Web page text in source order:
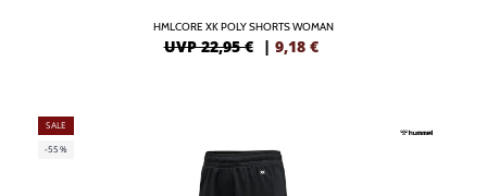
HMLCORE XK POLY SHORTS WOMAN
UVP 22,95 € | 9,18 €
SALE
-55%